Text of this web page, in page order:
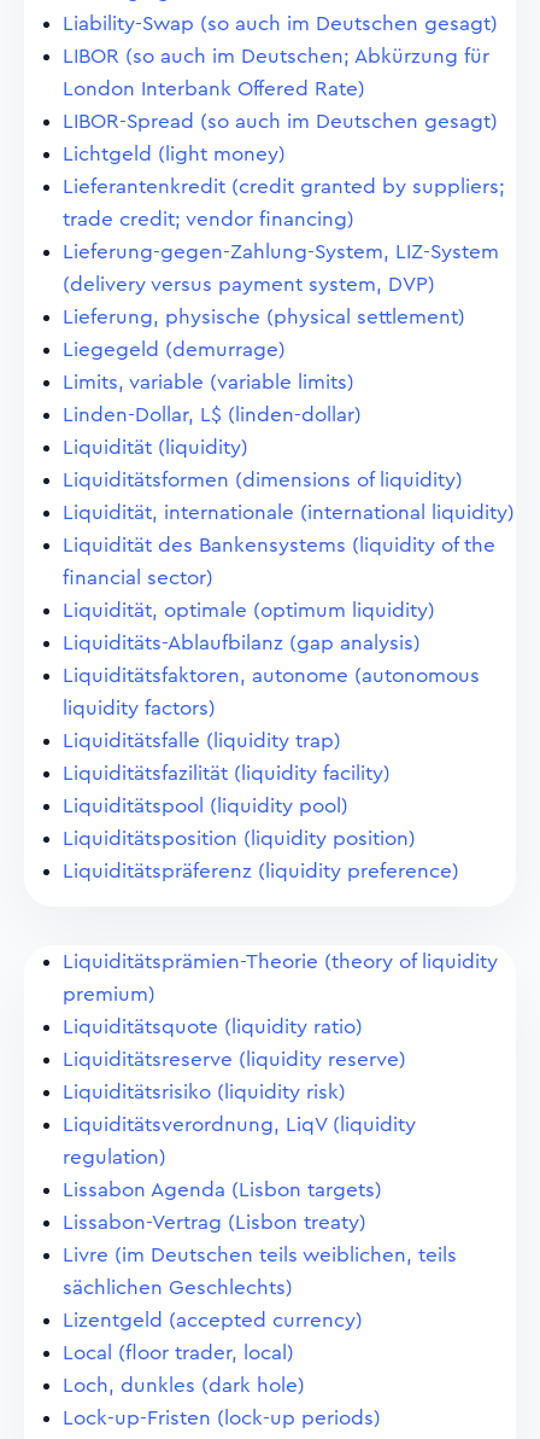
Liability-Swap (so auch im Deutschen gesagt)
LIBOR (so auch im Deutschen; Abkürzung für
London Interbank Offered Rate)
LIBOR-Spread (so auch im Deutschen gesagt)
Lichtgeld (light money)
Lieferantenkredit (credit granted by suppliers;
trade credit; vendor financing)
Lieferung-gegen-Zahlung-System, LIZ-System
(delivery versus payment system, DVP)
Lieferung, physische (physical settlement)
Liegegeld (demurrage)
Limits, variable (variable limits)
Linden-Dollar, L$ (linden-dollar)
Liquidität (liquidity)
Liquiditätsformen (dimensions of liquidity)
Liquidität, internationale (international liquidity)
Liquidität des Bankensystems (liquidity of the
financial sector)
Liquidität, optimale (optimum liquidity)
Liquiditäts-Ablaufbilanz (gap analysis)
Liquiditätsfaktoren, autonome (autonomous
liquidity factors)
Liquiditätsfalle (liquidity trap)
Liquiditätsfazilität (liquidity facility)
Liquiditätspool (liquidity pool)
Liquiditätsposition (liquidity position)
Liquiditätspräferenz (liquidity preference)
Liquiditätsprämien-Theorie (theory of liquidity
premium)
Liquiditätsquote (liquidity ratio)
Liquiditätsreserve (liquidity reserve)
Liquiditätsrisiko (liquidity risk)
Liquiditätsverordnung, LiqV (liquidity
regulation)
Lissabon Agenda (Lisbon targets)
Lissabon-Vertrag (Lisbon treaty)
Livre (im Deutschen teils weiblichen, teils
sächlichen Geschlechts)
Lizentgeld (accepted currency)
Local (floor trader, local)
Loch, dunkles (dark hole)
Lock-up-Fristen (lock-up periods)